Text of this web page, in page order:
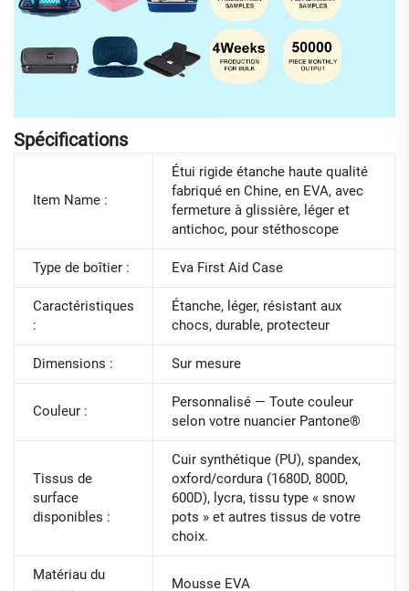
Spécifications
Item Name :
Étui rigide étanche haute qualité
fabriqué en Chine, en EVA, avec
fermeture à glissière, léger et
antichoc, pour stéthoscope
Type de boîtier : Eva First Aid Case
Caractéristiques
:
Étanche, léger, résistant aux
chocs, durable, protecteur
Dimensions : Sur mesure
Couleur :
Personnalisé — Toute couleur
selon votre nuancier Pantone®
Tissus de
surface
disponibles :
Cuir synthétique (PU), spandex,
oxford/cordura (1680D, 800D,
600D), lycra, tissu type « snow
pots » et autres tissus de votre
choix.
Matériau du
Mousse EVA